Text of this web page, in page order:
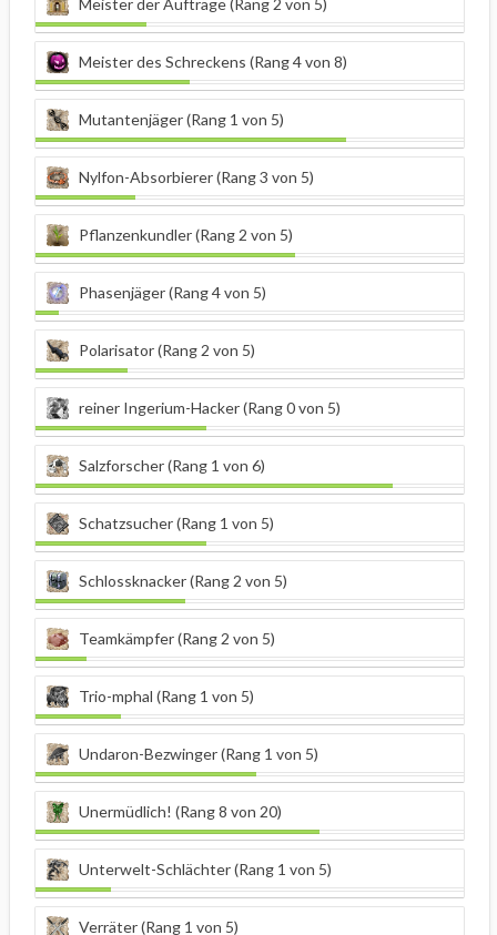
Meister der Aufträge (Rang 2 von 5)
Meister des Schreckens (Rang 4 von 8)
Mutantenjäger (Rang 1 von 5)
Nylfon-Absorbierer (Rang 3 von 5)
Pflanzenkundler (Rang 2 von 5)
Phasenjäger (Rang 4 von 5)
Polarisator (Rang 2 von 5)
reiner Ingerium-Hacker (Rang 0 von 5)
Salzforscher (Rang 1 von 6)
Schatzsucher (Rang 1 von 5)
Schlossknacker (Rang 2 von 5)
Teamkämpfer (Rang 2 von 5)
Trio-mphal (Rang 1 von 5)
Undaron-Bezwinger (Rang 1 von 5)
Unermüdlich! (Rang 8 von 20)
Unterwelt-Schlächter (Rang 1 von 5)
Verräter (Rang 1 von 5)